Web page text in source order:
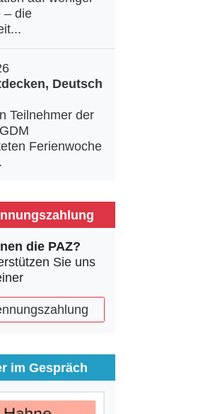
– die
Deutsch
Teilnehmer der
Ferienwoche
die PAZ?
Sie uns
im Gespräch